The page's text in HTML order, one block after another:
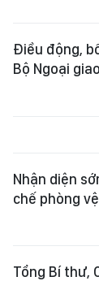
Điều động,
Bộ Ngoại giao
Nhận diện
chế phòng
Tổng Bí thư,